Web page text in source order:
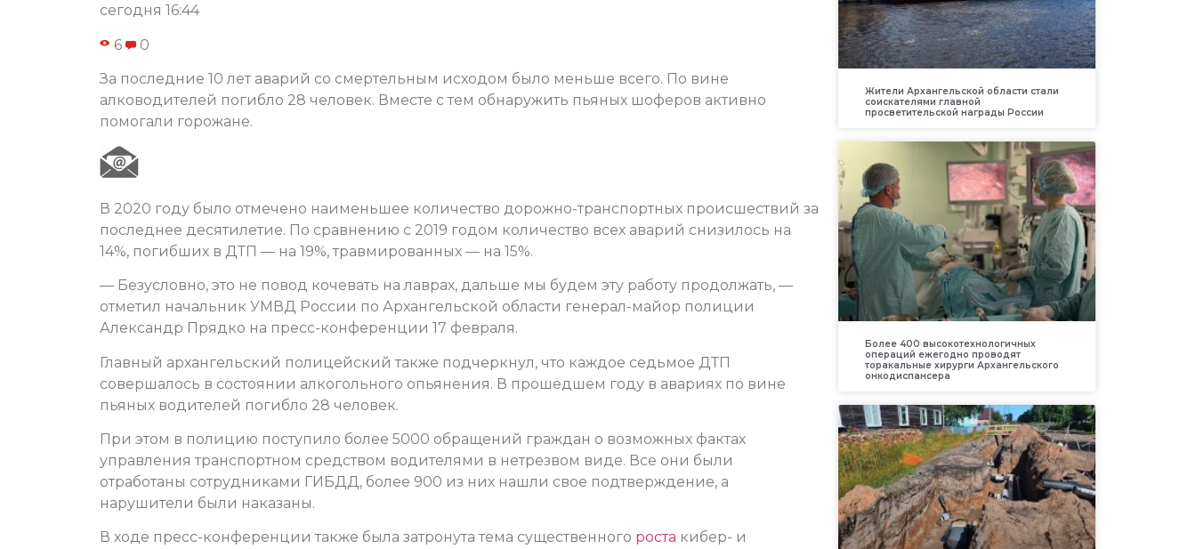
сегодня 16:44
6 0
За последние 10 лет аварий со смертельным исходом было меньше всего. По вине
алководителей погибло 28 человек. Вместе с тем обнаружить пьяных шоферов активно
помогали горожане.
В 2020 году было отмечено наименьшее количество дорожно-транспортных происшествий за
последнее десятилетие. По сравнению с 2019 годом количество всех аварий снизилось на
14%, погибших в ДТП — на 19%, травмированных — на 15%.
— Безусловно, это не повод кочевать на лаврах, дальше мы будем эту работу продолжать, —
отметил начальник УМВД России по Архангельской области генерал-майор полиции
Александр Прядко на пресс-конференции 17 февраля.
Главный архангельский полицейский также подчеркнул, что каждое седьмое ДТП
совершалось в состоянии алкогольного опьянения. В прошедшем году в авариях по вине
пьяных водителей погибло 28 человек.
При этом в полицию поступило более 5000 обращений граждан о возможных фактах
управления транспортном средством водителями в нетрезвом виде. Все они были
отработаны сотрудниками ГИБДД, более 900 из них нашли свое подтверждение, а
нарушители были наказаны.
В ходе пресс-конференции также была затронута тема существенного роста кибер- и
Жители Архангельской области стали
соискателями главной
просветительской награды России
Более 400 высокотехнологичных
операций ежегодно проводят
торакальные хирурги Архангельского
онкодиспансера